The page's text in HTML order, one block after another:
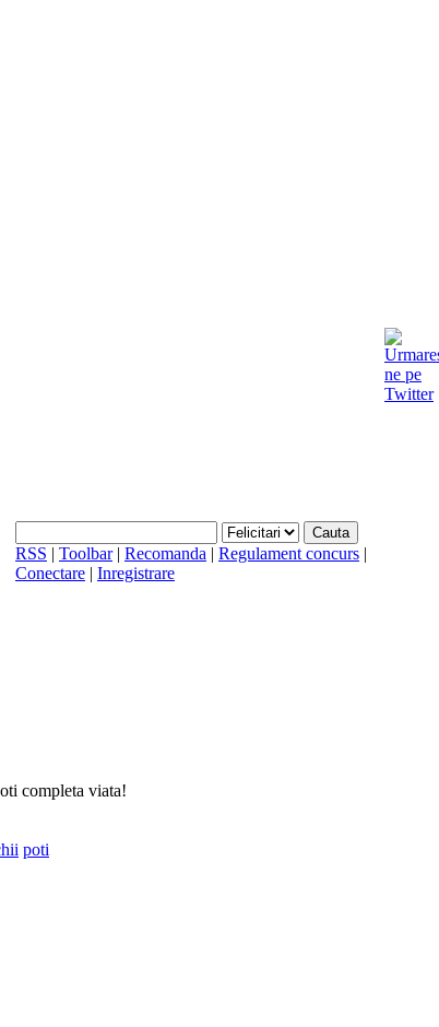
RSS | Toolbar| Recomanda | Regulament concurs |
Conectare | Inregistrare
completa viata!
poti